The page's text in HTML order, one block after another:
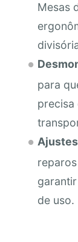
Mesas
para
precisa
de uso.